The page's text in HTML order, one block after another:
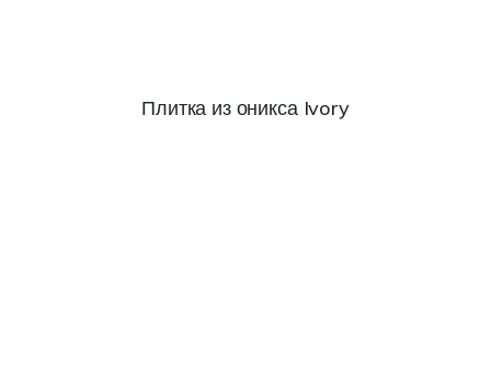
Плитка из оникса Ivory